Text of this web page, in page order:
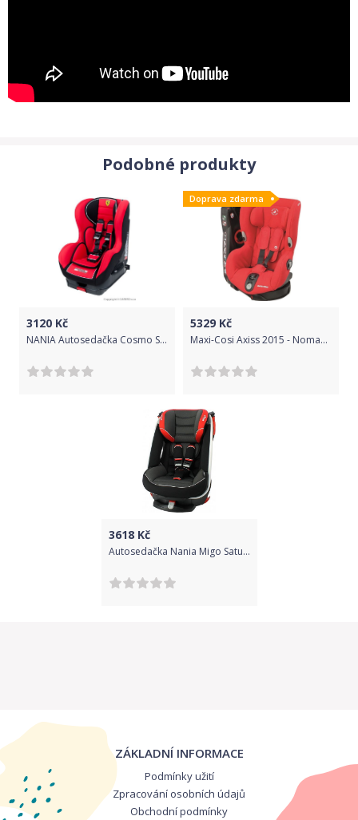
Podobné produkty
3120 Kč
NANIA Autosedačka Cosmo Sp Isofix Corsa Ferrari Red
Doprava zdarma
5329 Kč
Maxi-Cosi Axiss 2015 - Nomad Red 2019
3618Kč
Autosedačka Nania Migo Saturn Premium Red, Červená
ZÁKLADNÍ INFORMACE
Podmínky užití
Zpracování osobních údajů
Obchodní podmínky